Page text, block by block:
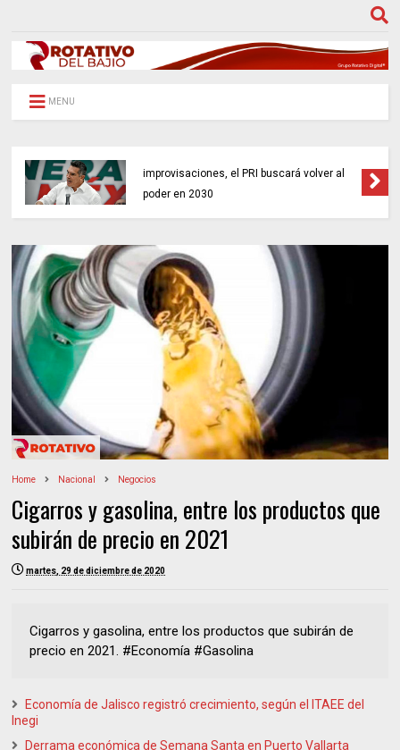
MENU
improvisaciones, el PRI buscará volver al
poder en 2030
Home Nacional Negocios
Cigarros y gasolina, entre los productos que
subirán de precio en 2021
martes, 29 de diciembre de 2020
Cigarros y gasolina, entre los productos que subirán de
precio en 2021. #Economía #Gasolina
Economía de Jalisco registró crecimiento, según el ITAEE del
Inegi
Derrama económica de Semana Santa en Puerto Vallarta